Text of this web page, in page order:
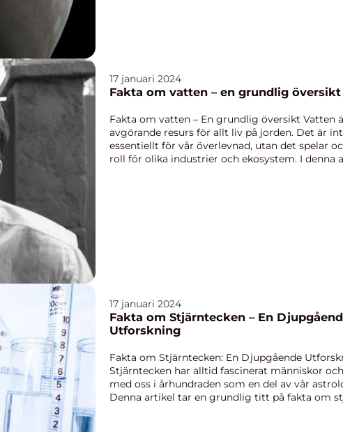
17 januari 2024
Fakta om vatten – en grundlig översikt
Fakta om vatten – En grundlig översikt Vatten
avgörande resurs för allt liv på jorden. Det är
essentiellt för vår överlevnad, utan det spelar
roll för olika industrier och ekosystem. I denna
17 januari 2024
Fakta om Stjärntecken – En
Utforskning
Fakta om Stjärntecken: En Djupgående
Stjärntecken har alltid fascinerat människor
med oss i århundraden som en del av vår
Denna artikel tar en grundlig titt på fakta om